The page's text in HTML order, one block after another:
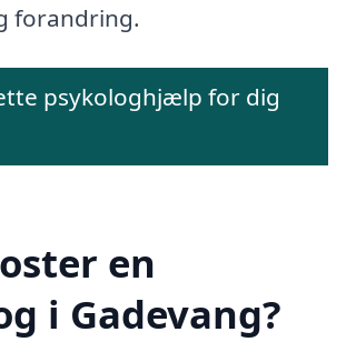
forandring.
psykologhjælp for dig
en
i Gadevang?